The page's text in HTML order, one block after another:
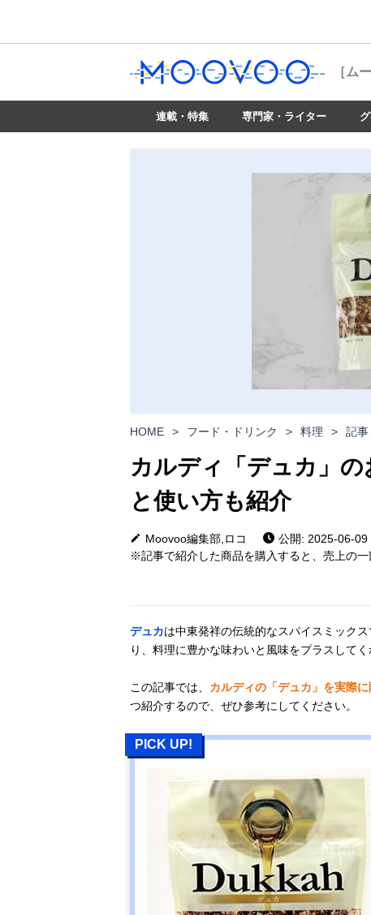
［ム
連載・特集 専門家・ライター
HOME > フード・ドリンク > 料理 > 記事
カルディ「デュカ」
と使い方も紹介
Moovoo編集部,ロコ
公開: 2025-06-09
※記事で紹介した商品を購入すると、売上の
デュカは中東発祥の伝統的なスパイスミック
り、料理に豊かな味わいと風味をプラスしてく
この記事では、 カルディの「デュカ」を実際
つ紹介するので、ぜひ参考にしてください。
PICK UP!